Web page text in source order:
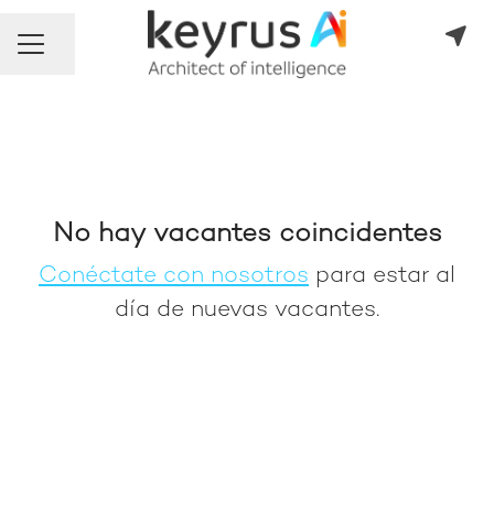
Menú de empleo
Compartir página
No hay vacantes coincidentes
Conéctate con nosotros para estar al
día de nuevas vacantes.